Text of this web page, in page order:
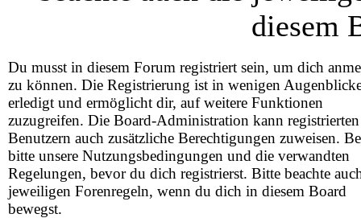
diesem
Du musst in diesem Forum registriert sein, um dich
zu können. Die Registrierung ist in wenigen
erledigt und ermöglicht dir, auf weitere Funktionen
zuzugreifen. Die Board-Administration kann registrierten
Benutzern auch zusätzliche Berechtigungen zuweisen.
bitte unsere Nutzungsbedingungen und die verwandten
Regelungen, bevor du dich registrierst. Bitte beachte
jeweiligen Forenregeln, wenn du dich in diesem Board
bewegst.